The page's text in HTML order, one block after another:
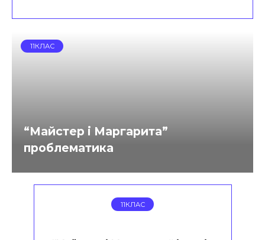
11КЛАС
“Майстер і Маргарита”
проблематика
11КЛАС